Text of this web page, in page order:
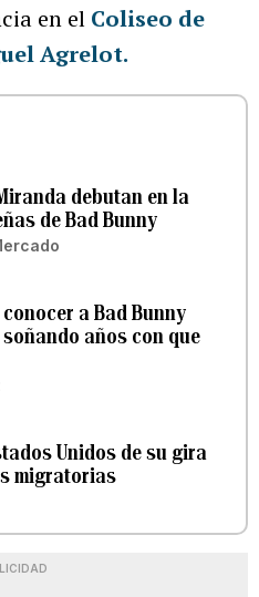
en el Coliseo de
Agrelot.
debutan en la
de Bad Bunny
a Bad Bunny
años con que
Unidos de su gira
migratorias